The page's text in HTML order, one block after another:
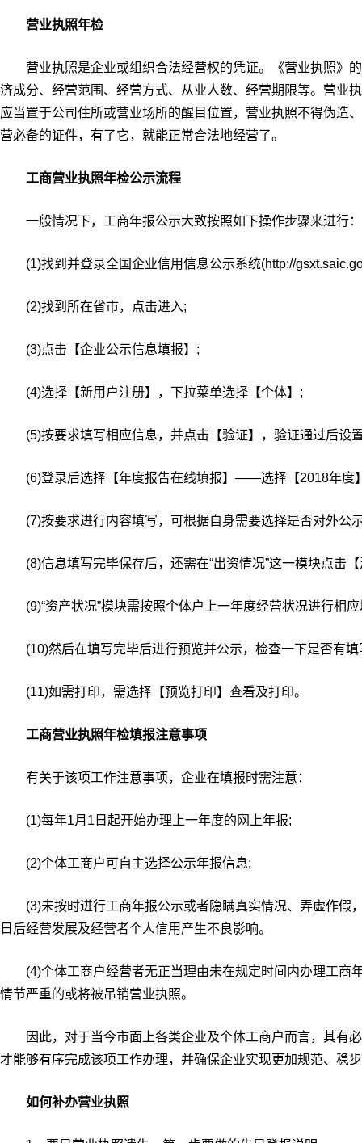
营业执照年检
营业执照是企业或组织合法经营权的凭证。《营业执照》
济成分、经营范围、经营方式、从业人数、经营期限等。营业
应当置于公司住所或营业场所的醒目位置，营业执照不得伪造
营必备的证件，有了它，就能正常合法地经营了。
工商营业执照年检公示流程
一般情况下，工商年报公示大致按照如下操作步骤来进行：
(1)找到并登录全国企业信用信息公示系统(http://
(2)找到所在省市，点击进入;
(3)点击【企业公示信息填报】;
(4)选择【新用户注册】，下拉菜单选择【个体】;
(5)按要求填写相应信息，并点击【验证】，验证通过后设
(6)登录后选择【年度报告在线填报】——选择【2018年度
(7)按要求进行内容填写，可根据自身需要选择是否对外公
(8)信息填写完毕保存后，还需在“出资情况”这一模块点击【
(9)“资产状况”模块需按照个体户上一年度经营状况进行相应
(10)然后在填写完毕后进行预览并公示，检查一下是否有填
(11)如需打印，需选择【预览打印】查看及打印。
工商营业执照年检填报注意事项
有关于该项工作注意事项，企业在填报时需注意：
(1)每年1月1日起开始办理上一年度的网上年报;
(2)个体工商户可自主选择公示年报信息;
(3)未按时进行工商年报公示或者隐瞒真实情况、弄虚作假，
日后经营发展及经营者个人信用产生不良影响。
(4)个体工商户经营者无正当理由未在规定时间内办理工商
情节严重的或将被吊销营业执照。
因此，对于当今市面上各类企业及个体工商户而言，其有
才能够有序完成该项工作办理，并确保企业实现更加规范、稳
如何补办营业执照